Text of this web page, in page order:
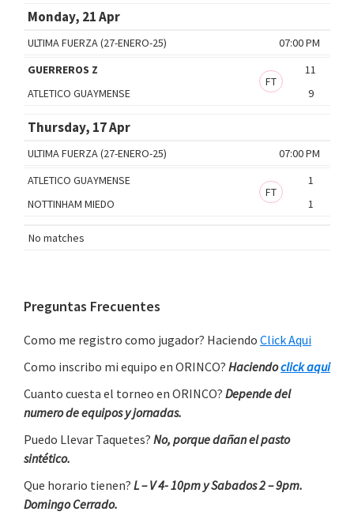
Monday, 21 Apr
07:00 PM
ULTIMA FUERZA (27-ENERO-25)
GUERREROS Z
11
FT
ATLETICO GUAYMENSE
9
Thursday, 17 Apr
07:00 PM
ULTIMA FUERZA (27-ENERO-25)
ATLETICO GUAYMENSE
1
FT
NOTTINHAM MIEDO
1
No matches
Primary
Sidebar
Preguntas Frecuentes
Como me registro como jugador? Haciendo Click Aqui
Como inscribo mi equipo en ORINCO? Haciendoclick aqui
Cuanto cuesta el torneo en ORINCO? Depende del
numero de equipos y jornadas.
Puedo Llevar Taquetes? No, porque dañan el pasto
sintético.
Que horario tienen? L – V 4- 10pm y Sabados 2 – 9pm.
Domingo Cerrado.